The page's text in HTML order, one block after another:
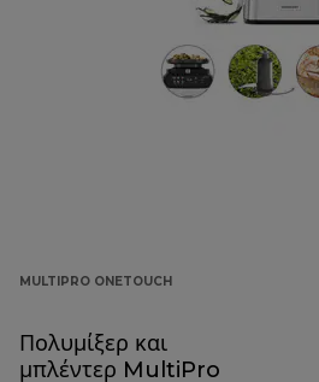
MULTIPRO ONETOUCH
Πολυμίξερ και
μπλέντερ MultiPro